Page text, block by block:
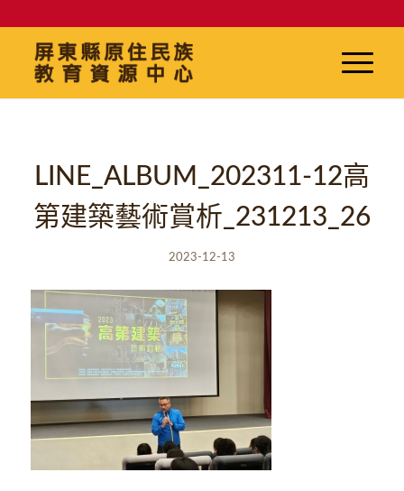
LINE_ALBUM_202311-12高
第建築藝術賞析_231213_26
2023-12-13